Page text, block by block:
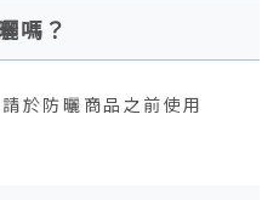
嗎？
於防曬商品之前使用